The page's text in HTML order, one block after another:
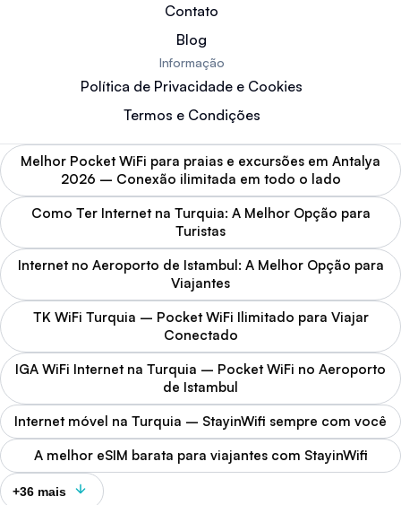
Contato
Blog
Informação
Política de Privacidade e Cookies
Termos e Condições
Melhor Pocket WiFi para praias e excursões em Antalya
2026 – Conexão ilimitada em todo o lado
Como Ter Internet na Turquia: A Melhor Opção para
Turistas
Internet no Aeroporto de Istambul: A Melhor Opção para
Viajantes
TK WiFi Turquia – Pocket WiFi Ilimitado para Viajar
Conectado
IGA WiFi Internet na Turquia – Pocket WiFi no Aeroporto
de Istambul
Internet móvel na Turquia – StayinWifi sempre com você
A melhor eSIM barata para viajantes com StayinWifi
+36 mais